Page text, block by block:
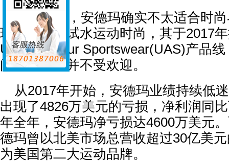
实践证明，安德玛确实不太适合时
玛曾经跟风试水运动时尚，其于2017
UnderArmour Sportswear(UAS)产品
闲，但产品并不受欢迎。
从2017年开始，安德玛业绩持续低
出现了4826万美元的亏损，净利润同
年全年，安德玛净亏损达4600万美元
德玛曾以北美市场总营收超过30亿美
为美国第二大运动品牌。